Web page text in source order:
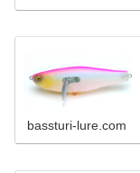
bassturi-lure.com